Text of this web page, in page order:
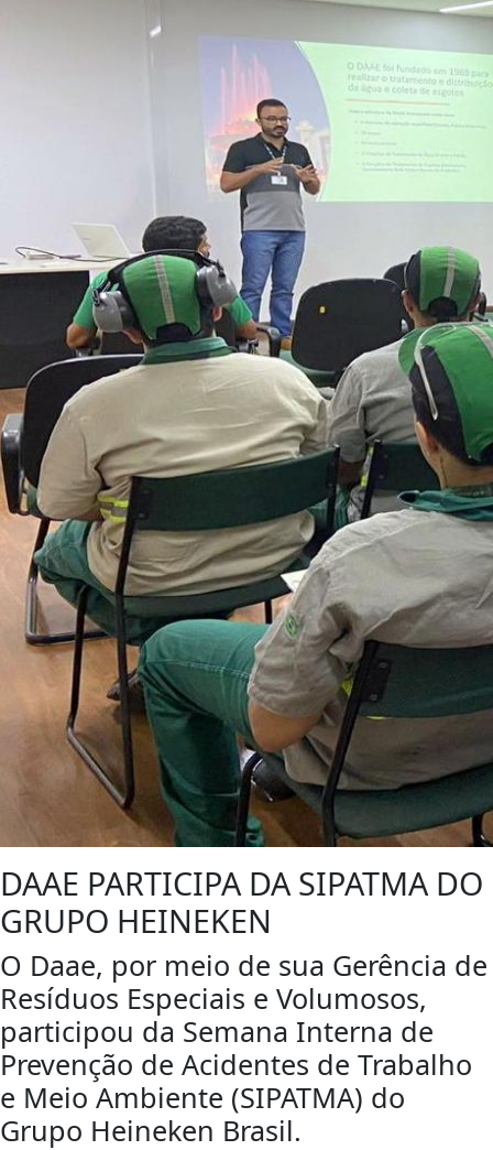
DAAE PARTICIPA DA SIPATMA DO
GRUPO HEINEKEN
O Daae, por meio de sua Gerência de
Resíduos Especiais e Volumosos,
participou da Semana Interna de
Prevenção de Acidentes de Trabalho
e Meio Ambiente (SIPATMA) do
Grupo Heineken Brasil.